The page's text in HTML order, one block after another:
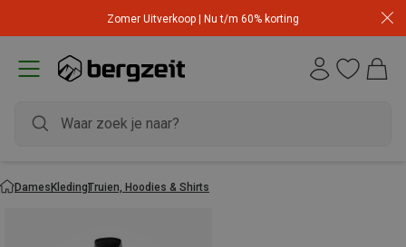
Zomer Uitverkoop | Nu t/m 60% korting
DamesKledingTruien, Hoodies & Shirts